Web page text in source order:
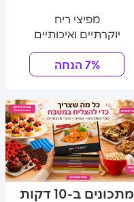
מפיצי ריח
יוקרתיים ואיכותיים
7% הנחה
מתכונים ב-10 דקות